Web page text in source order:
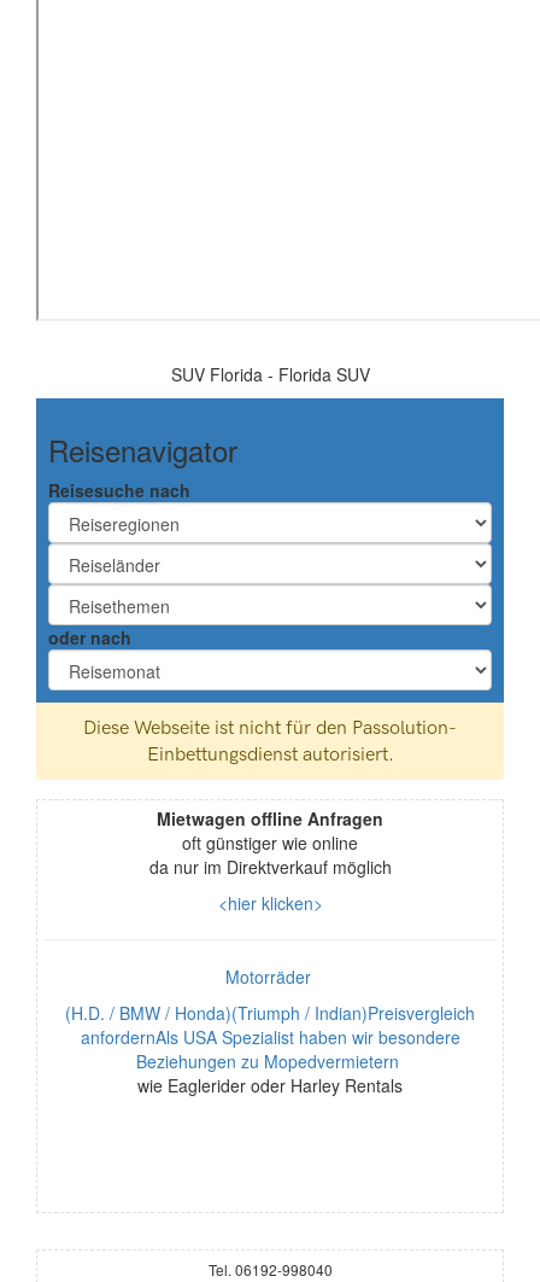
SUV Florida - Florida SUV
Reisenavigator
Reisesuche nach
oder nach
Mietwagen offline Anfragen
oft günstiger wie online
da nur im Direktverkauf möglich
<hier klicken>
Motorräder
(H.D. / BMW / Honda)(Triumph / Indian)Preisvergleich
anfordernAls USA Spezialist haben wir besondere
Beziehungen zu Mopedvermietern
wie Eaglerider oder Harley Rentals
Tel. 06192-998040